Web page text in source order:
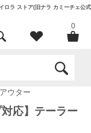
ロラ ストア(旧ナラ カミーチェ公式
0
ウター
応】テーラー